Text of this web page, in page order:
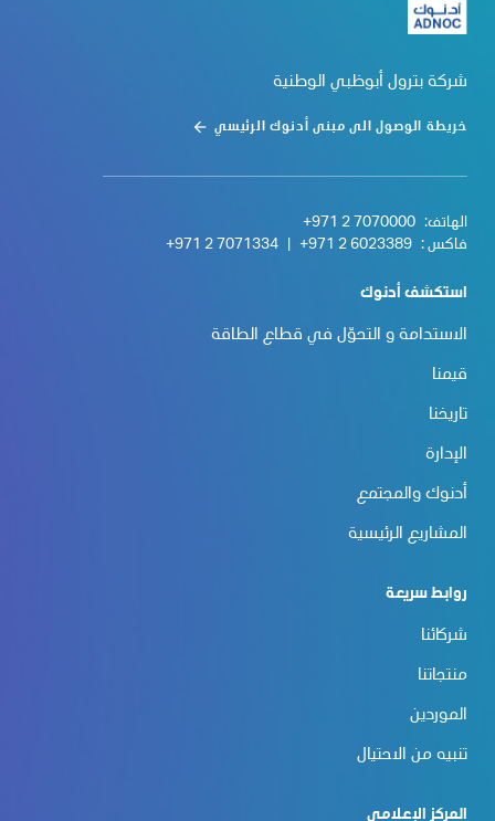
شركة بترول أبوظبي الوطنية
خريطة الوصول الى مبنى أدنوك الرئيسي
الهاتف: +971 2 7070000
فاكس : +971 2 6023389
+971 2 7071334
استكشف أدنوك
الاستدامة و التحوّل في قطاع الطاقة
قيمنا
تاريخنا
الإدارة
أدنوك والمجتمع
المشاريع الرئيسية
روابط سريعة
شركائنا
منتجاتنا
الموردين
تنبيه من الاحتيال
المركز الإعلامي